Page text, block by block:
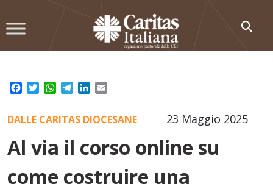
to
Facebook
TwitterWhatsApp
TelegramLinkedIn
23 Maggio 2025
DALLE CARITAS DIOCESANE
Al via il corso online su
come costruire una